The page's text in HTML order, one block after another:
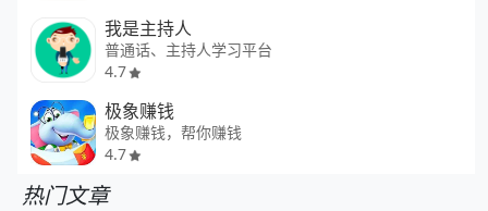
我是主持人
普通话、主持人学习平台
4.7
极象赚钱
极象赚钱，帮你赚钱
4.7
热门文章